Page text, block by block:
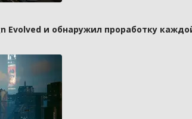
Evolved и обнаружил проработку